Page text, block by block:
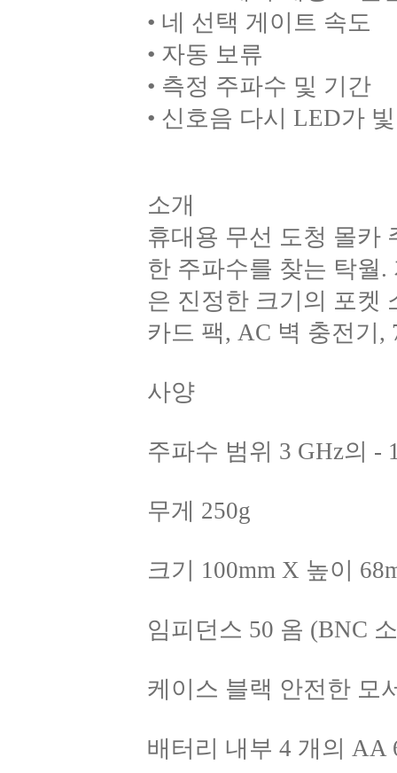
• 네 선택 게이트 속도
• 자동 보류
• 측정 주파수 및 기간
• 신호음 다시 LED가
소개
휴대용 무선 도청 몰카
한 주파수를 찾는 탁월
은 진정한 크기의 포켓
카드 팩, AC 벽 충전기,
사양
주파수 범위 3 GHz의 -
무게 250g
크기 100mm X 높이
임피던스 50 옴 (BNC
케이스 블랙 안전한 모
배터리 내부 4 개의 AA